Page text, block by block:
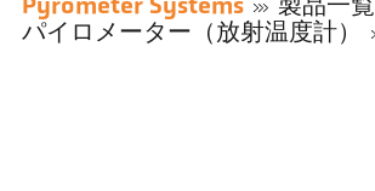
Pyrometer Systems
製品一覧
パイロメーター（放射温度計）